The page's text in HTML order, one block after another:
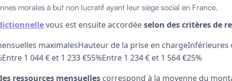
morales à but non lucratif ayant leur siège social en France.
vous est ensuite accordéeselon des critères de
maximalesHauteur de la prise en chargeInférieures
1 044 € et 1 233 €55%Entre 1 234 € et 1 564 €25%
ressources mensuelles correspond à la moyenne du